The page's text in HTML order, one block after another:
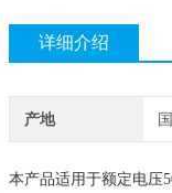
详细介绍
产地
本产品适用于额定电压